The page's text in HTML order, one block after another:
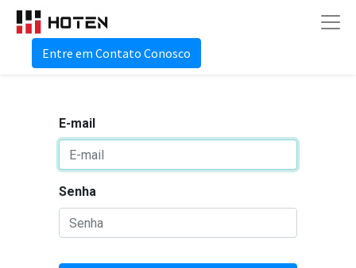
Entre em Contato Conosco
E-mail
Senha